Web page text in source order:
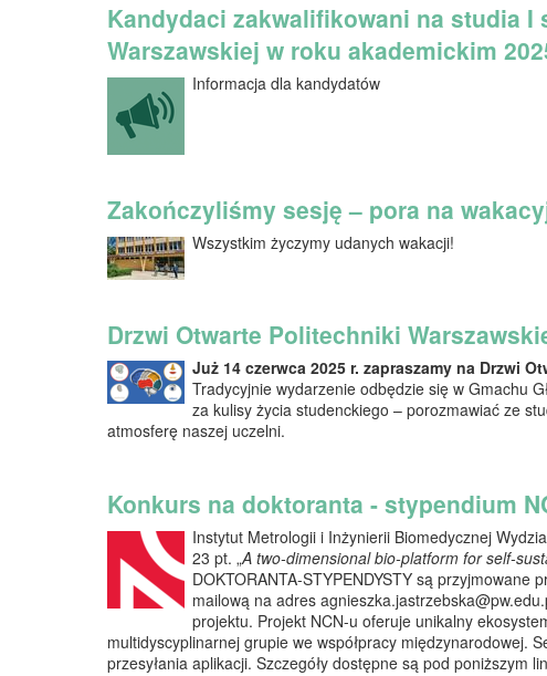
Kandydaci zakwalifikowani na studia
Warszawskiej w roku akademickim
Informacja dla kandydatów
Zakończyliśmy sesję – pora na
Wszystkim życzymy udanych wakacji!
Drzwi Otwarte Politechniki
Już 14 czerwca 2025 r. zapraszamy na Drzwi
Tradycyjnie wydarzenie odbędzie się w Gmachu
za kulisy życia studenckiego – porozmawiać ze
atmosferę naszej uczelni.
Konkurs na doktoranta - stypendium
Instytut Metrologii i Inżynierii Biomedycznej
23 pt. „A two-dimensional bio-platform for self-
DOKTORANTA-STYPENDYSTY są
mailową na adres
projektu. Projekt NCN-u oferuje unikalny
multidyscyplinarnej grupie we współpracy międzynarodowej.
przesyłania aplikacji. Szczegóły dostępne są pod poniższym